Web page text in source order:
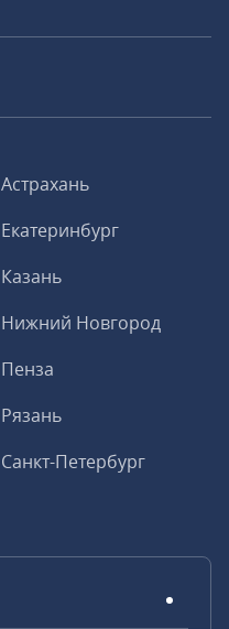
Астрахань
Екатеринбург
Казань
Нижний Новгород
Пенза
Рязань
Санкт-Петербург